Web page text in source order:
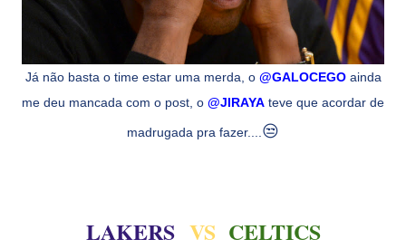
Já não basta o time estar uma merda, o @GALOCEGOainda
me deu mancada com o post, o @JIRAYA teve que acordar de
madrugada pra fazer....😒
LAKERS VS CELTICS